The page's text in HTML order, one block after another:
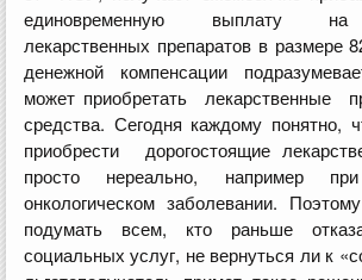
единовременную выплату на
лекарственных препаратов в размере
денежной компенсации
может приобретать лекарственные
средства. Сегодня каждому понятно,
приобрести дорогостоящие
просто нереально, например
онкологическом заболевании.
подумать всем, кто раньше
социальных услуг, не вернуться ли к